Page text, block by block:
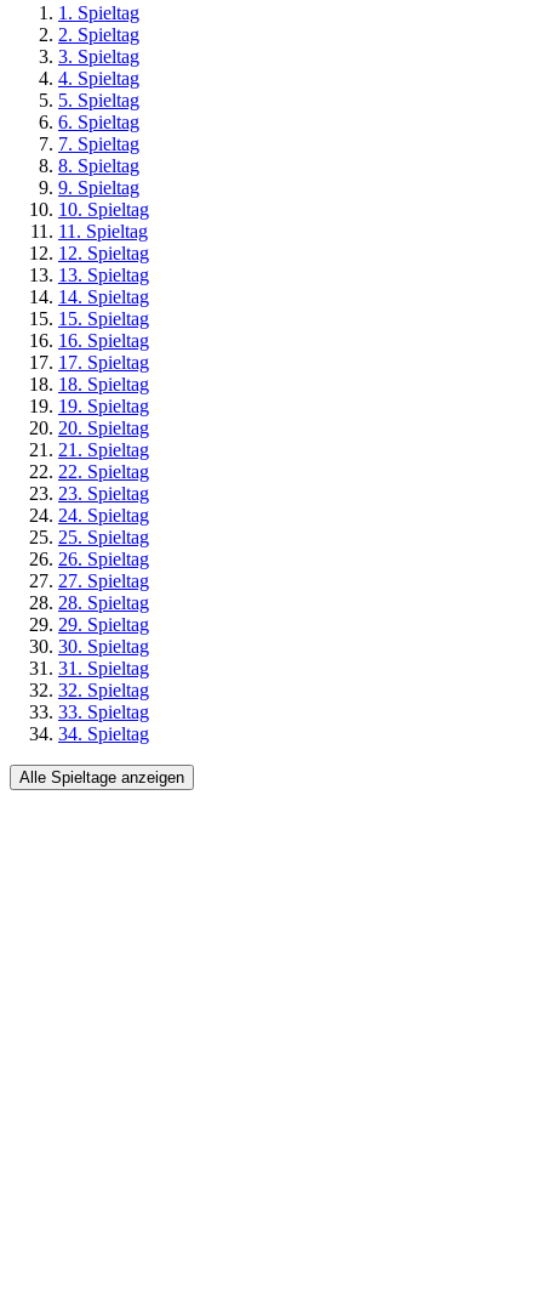
1. Spieltag
2. Spieltag
3. Spieltag
4. Spieltag
5. Spieltag
6. Spieltag
7. Spieltag
8. Spieltag
9. Spieltag
10. Spieltag
11. Spieltag
12. Spieltag
13. Spieltag
14. Spieltag
15. Spieltag
16. Spieltag
17. Spieltag
18. Spieltag
19. Spieltag
20. Spieltag
21. Spieltag
22. Spieltag
23. Spieltag
24. Spieltag
25. Spieltag
26. Spieltag
27. Spieltag
28. Spieltag
29. Spieltag
30. Spieltag
31. Spieltag
32. Spieltag
33. Spieltag
34. Spieltag
Alle Spieltage anzeigen